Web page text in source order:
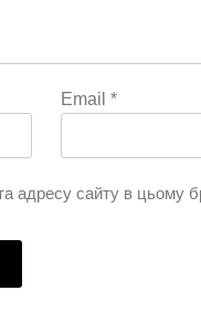
Email *
адресу сайту в цьому